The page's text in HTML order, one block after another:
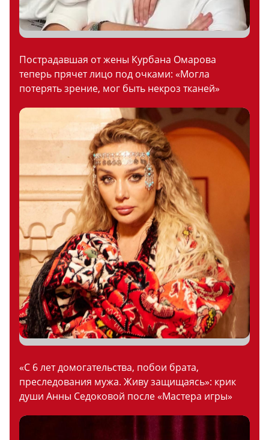
Пострадавшая от жены Курбана Омарова
теперь прячет лицо под очками: «Могла
потерять зрение, мог быть некроз тканей»
«С 6 лет домогательства, побои брата,
преследования мужа. Живу защищаясь»: крик
души Анны Седоковой после «Мастера игры»